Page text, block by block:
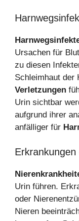
Ursachen für
zu diesen
Schleimhaut der
Verletzungen
Urin sichtbar
aufgrund ihrer
anfälliger für
Erkrankungen
Urin führen.
oder
Nieren